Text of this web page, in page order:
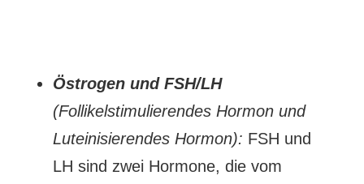
Östrogen und FSH/LH
(Follikelstimulierendes Hormon und
Luteinisierendes Hormon): FSH und
LH sind zwei Hormone, die vom